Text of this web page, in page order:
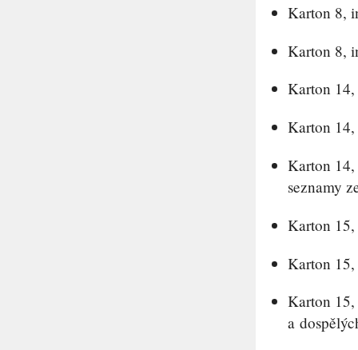
Karton 8,
Karton 8,
Karton
Karton 14,
Karton
seznamy
Karton
Karton
Karton
a